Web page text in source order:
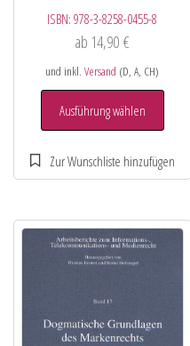
ISBN:978-3-8258-0455-8
ab 14,90€
und inkl.Versand (D, A, CH)
Ausführung wählen